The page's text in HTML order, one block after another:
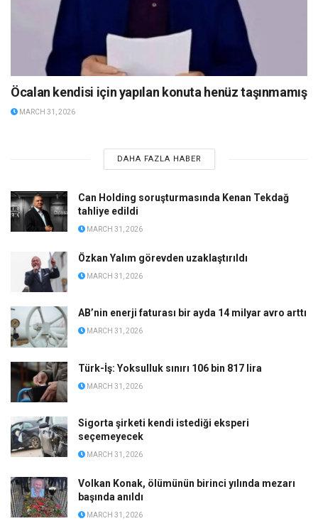
Öcalan kendisi için yapılan konuta henüz taşınmamış
MARCH 31, 2026
DAHA FAZLA HABER
Can Holding soruşturmasında Kenan Tekdağ
tahliye edildi
MARCH 31, 2026
Özkan Yalım görevden uzaklaştırıldı
MARCH 31, 2026
AB’nin enerji faturası bir ayda 14 milyar avro arttı
MARCH 31, 2026
Türk-İş: Yoksulluk sınırı 106 bin 817 lira
MARCH 31, 2026
Sigorta şirketi kendi istediği eksperi
seçemeyecek
MARCH 31, 2026
Volkan Konak, ölümünün birinci yılında mezarı
başında anıldı
MARCH 31, 2026